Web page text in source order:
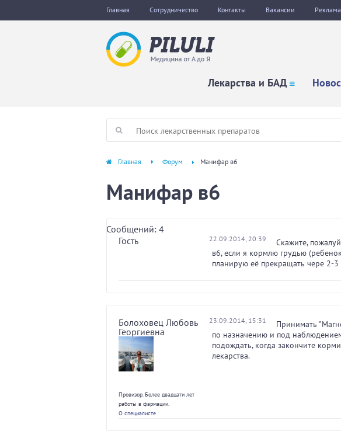
Главная Сотрудничество Контакты Вакансии Реклама
Лекарства и БАД
Главная Форум Манифар в6
Манифар в6
Сообщений: 4
Гость
22.09.2014, 20:39
Скажите,
в6, если я кормлю грудью
планирую её прекращать чере 2-3
Болоховец Любовь
Георгиевна
Провизор. Более двадцати лет
работы в фармации.
О специалисте
23.09.2014, 15:31
Принимать
по назначению и под
подождать, когда закончите
лекарства.